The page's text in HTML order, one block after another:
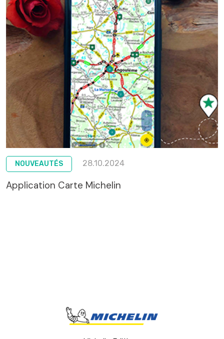
NOUVEAUTÉS 28.10.2024
Application Carte Michelin